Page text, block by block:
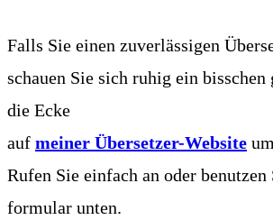
Falls Sie einen zuver­läs­si­gen
schau­en Sie sich ruhig ein
die Ecke
auf mei­ner Über­set­zer-Web­site
Rufen Sie ein­fach an oder
for­mu­lar unten.